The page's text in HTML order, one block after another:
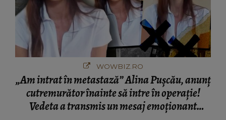
WOWBIZ.RO
„Am intrat în metastază” Alina Pușcău, anunț
cutremurător înainte să intre în operație!
Vedeta a transmis un mesaj emoționant